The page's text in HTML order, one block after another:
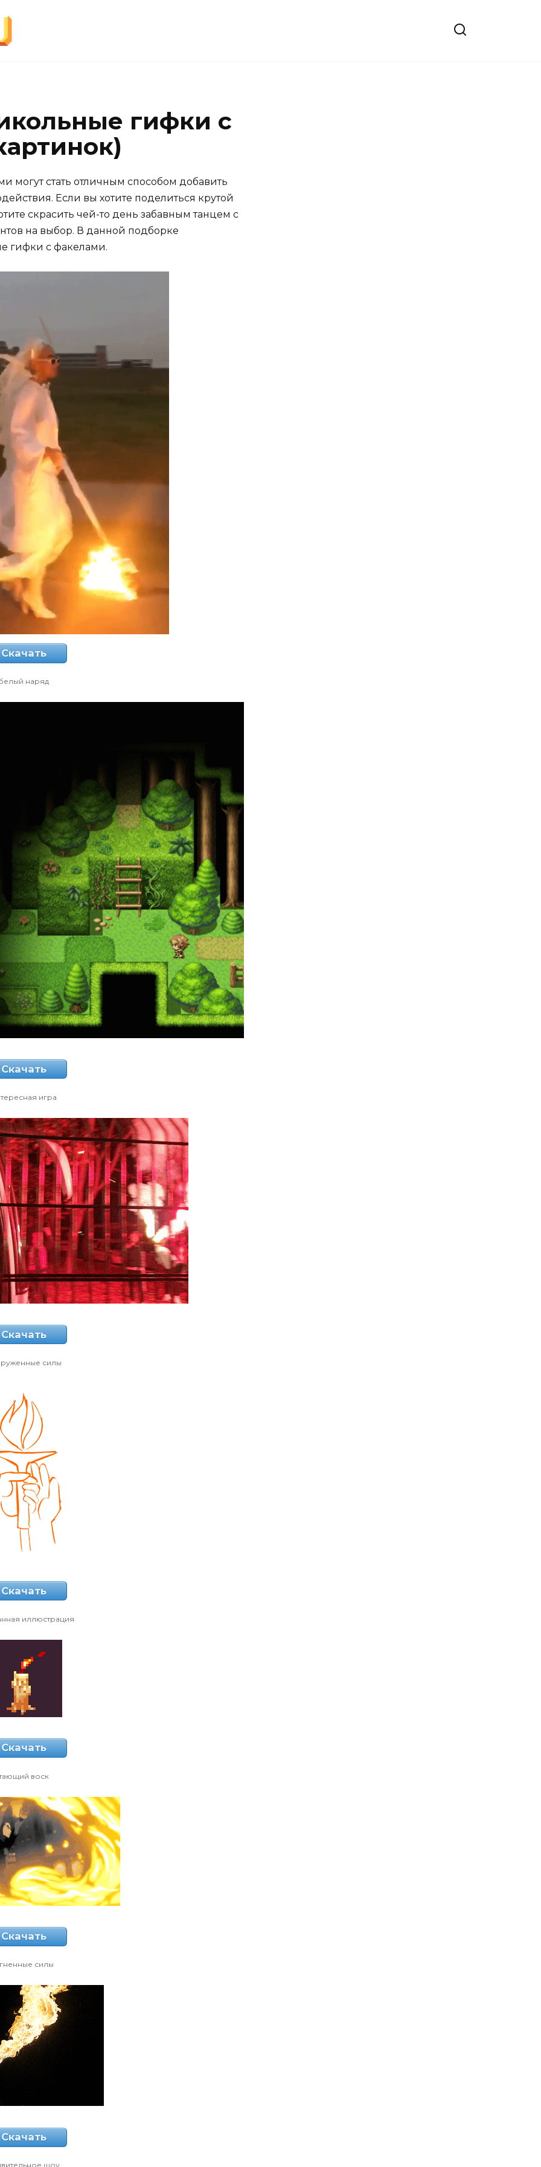
гифки с
могут стать отличным способом добавить
Если вы хотите поделиться крутой
скрасить чей-то день забавным танцем с
на выбор. В данной подборке
гифки с факелами.
Скачать
наряд
Скачать
игра
Скачать
силы
Скачать
иллюстрация
Скачать
воск
Скачать
силы
Скачать
шоу